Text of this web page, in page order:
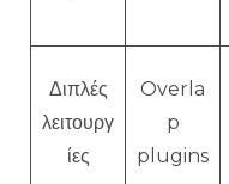
Διπλές
λειτουργ
ίες
Overla
p
plugins